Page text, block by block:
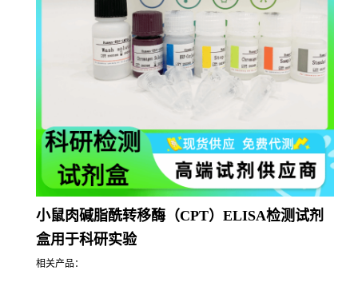
小鼠肉碱脂酰转移酶（CPT）ELISA检测试剂
盒用于科研实验
相关产品：